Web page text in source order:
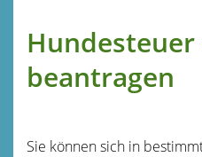
beantragen
Sie können sich in